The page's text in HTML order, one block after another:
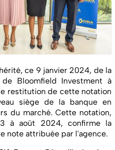
ce 9 janvier 2024, de la
Bloomfield Investment à
restitution de cette notation
siège de la banque en
du marché. Cette notation,
à août 2024, confirme la
note attribuée par l'agence.